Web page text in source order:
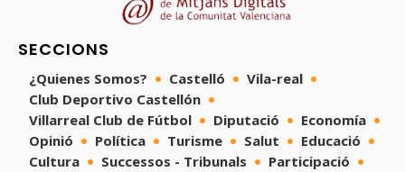
SECCIONS
¿Quienes Somos? Castelló
Vila-real
Club Deportivo Castellón
Villarreal Club de Fútbol
Diputació
Economía
Opinió
Política Turisme Salut
Educació
Cultura
Successos - Tribunals
Participació